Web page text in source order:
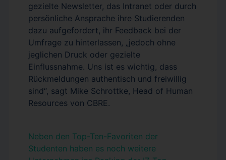
gezielte Newsletter, das Intranet oder durch
persönliche Ansprache ihre Studierenden
dazu aufgefordert, ihr Feedback bei der
Umfrage zu hinterlassen, „jedoch ohne
jeglichen Druck oder gezielte
Einflussnahme. Uns ist es wichtig, dass
Rückmeldungen authentisch und freiwillig
sind“, sagt Mike Schrottke, Head of Human
Resources von CBRE.
Neben den Top-Ten-Favoriten der
Studenten haben es noch weitere